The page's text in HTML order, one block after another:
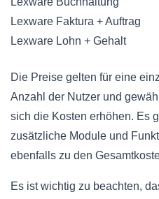
Lexware Faktura + Auftrag
Lexware Lohn + Gehalt
Die Preise gelten für eine
Anzahl der Nutzer und
sich die Kosten erhöhen. Es
zusätzliche Module und
ebenfalls zu den
Es ist wichtig zu beachten,